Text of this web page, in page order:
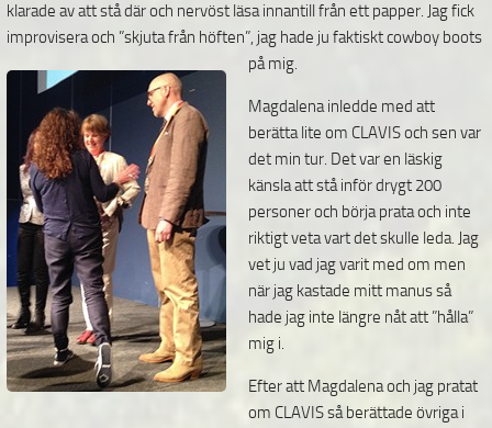
klarade av att stå där och nervöst läsa innantill från ett papper. Jag fick
improvisera och ”skjuta från höften”, jag hade ju faktiskt cowboy boots
på mig.
Magdalena inledde med att
berätta lite om CLAVIS och sen var
det min tur. Det var en läskig
känsla att stå inför drygt 200
personer och börja prata och inte
riktigt veta vart det skulle leda. Jag
vet ju vad jag varit med om men
när jag kastade mitt manus så
hade jag inte längre nåt att ”hålla”
mig i.
Efter att Magdalena och jag pratat
om CLAVIS så berättade övriga i